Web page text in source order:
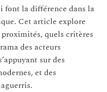
font la différence dans la
Cet article explore
quels critères
des acteurs
sur des
et des